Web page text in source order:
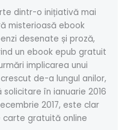
dintr-o inițiativă mai
misterioasă ebook
desenate și proză,
un ebook epub gratuit
implicarea unui
de-a lungul anilor,
în ianuarie 2016
2017, este clar
carte gratuită online